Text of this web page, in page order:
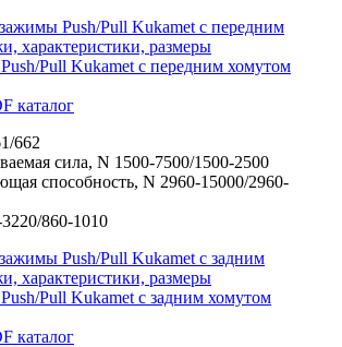
Pull Kukamet с передним хомутом
каталог
662
сила, N 1500-7500/1500-2500
способность, N 2960-15000/2960-
860-1010
Pull Kukamet с задним хомутом
каталог